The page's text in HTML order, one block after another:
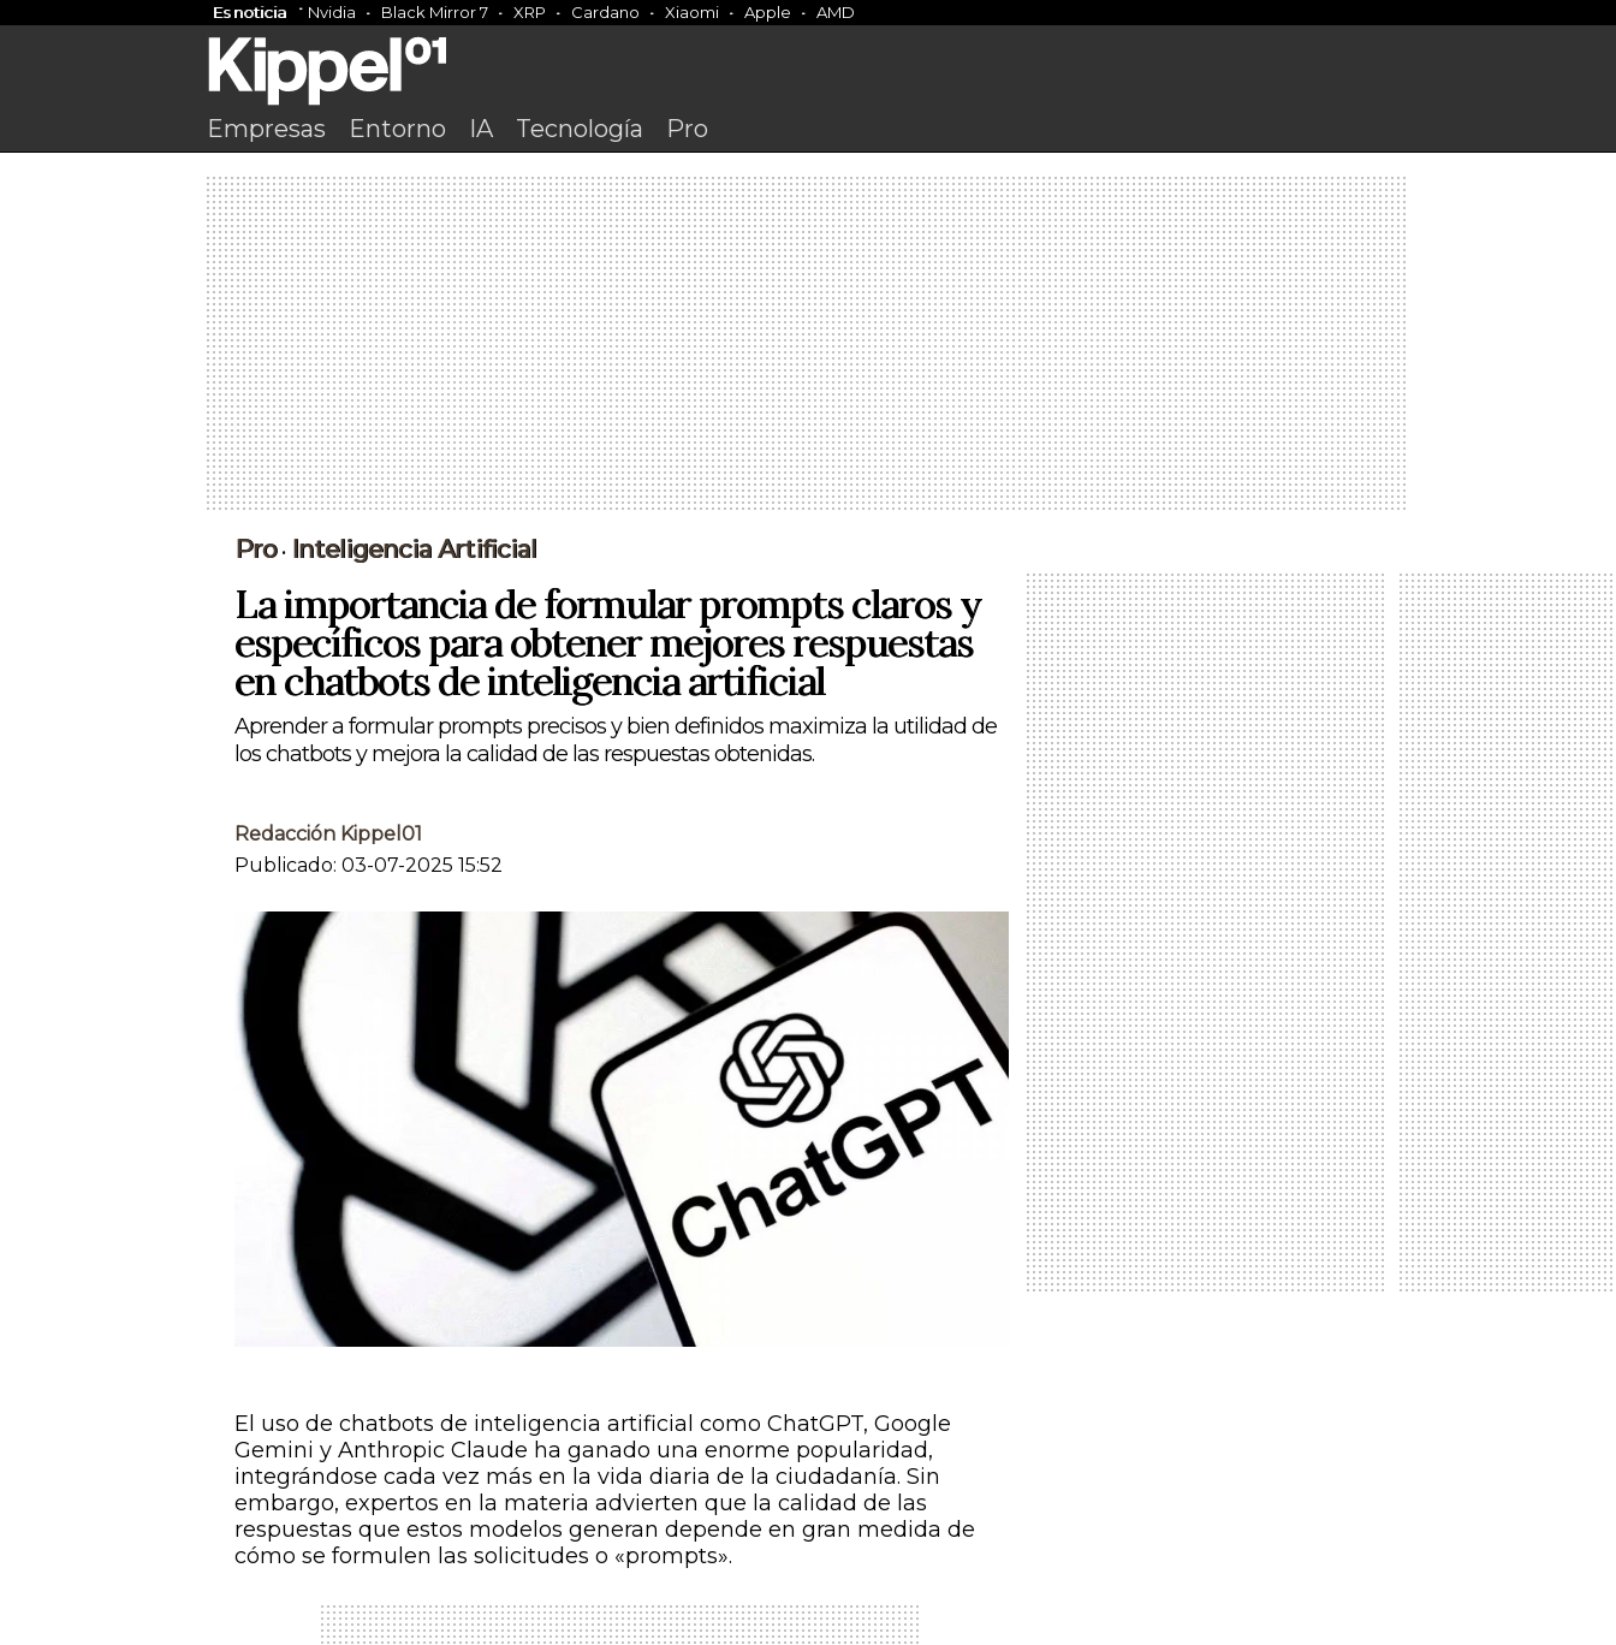
Es noticia Nvidia Black Mirror 7 XRP Cardano Xiaomi Apple AMD
Empresas Entorno IA Tecnología Pro
Pro• Inteligencia Artificial
La importancia de formular prompts claros y
específicos para obtener mejores respuestas
en chatbots de inteligencia artificial
Aprender a formular prompts precisos y bien definidos maximiza la utilidad de
los chatbots y mejora la calidad de las respuestas obtenidas.
Redacción Kippel01
Publicado: 03-07-2025 15:52
El uso de chatbots de inteligencia artificial como ChatGPT, Google
Gemini y Anthropic Claude ha ganado una enorme popularidad,
integrándose cada vez más en la vida diaria de la ciudadanía. Sin
embargo, expertos en la materia advierten que la calidad de las
respuestas que estos modelos generan depende en gran medida de
cómo se formulen las solicitudes o «prompts».